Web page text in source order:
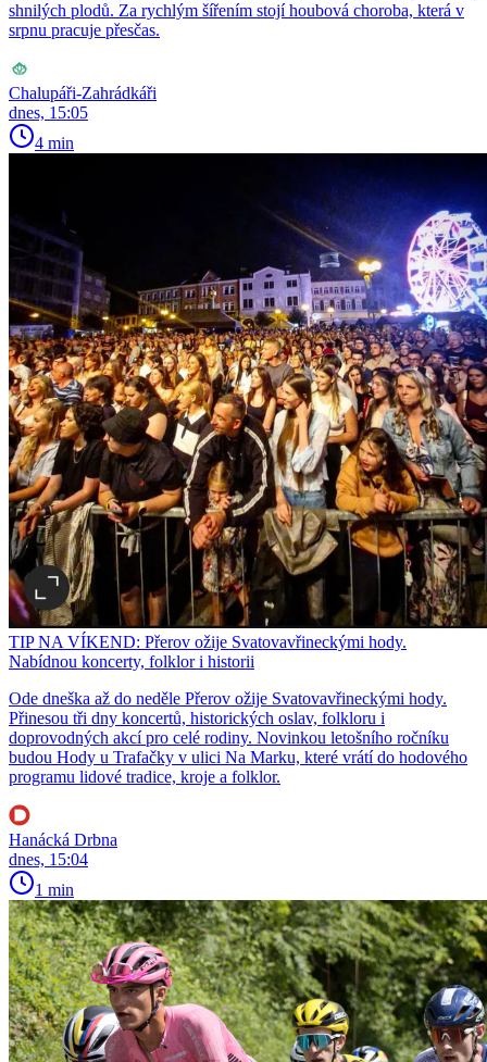
shnilých plodů. Za rychlým šířením stojí houbová choroba, která v
srpnu pracuje přesčas.
Chalupáři-Zahrádkáři
dnes, 15:05
4 min
TIP NA VÍKEND: Přerov ožije Svatovavřineckými hody.
Nabídnou koncerty, folklor i historii
Ode dneška až do neděle Přerov ožije Svatovavřineckými hody.
Přinesou tři dny koncertů, historických oslav, folkloru i
doprovodných akcí pro celé rodiny. Novinkou letošního ročníku
budou Hody u Trafačky v ulici Na Marku, které vrátí do hodového
programu lidové tradice, kroje a folklor.
Hanácká Drbna
dnes, 15:04
1 min